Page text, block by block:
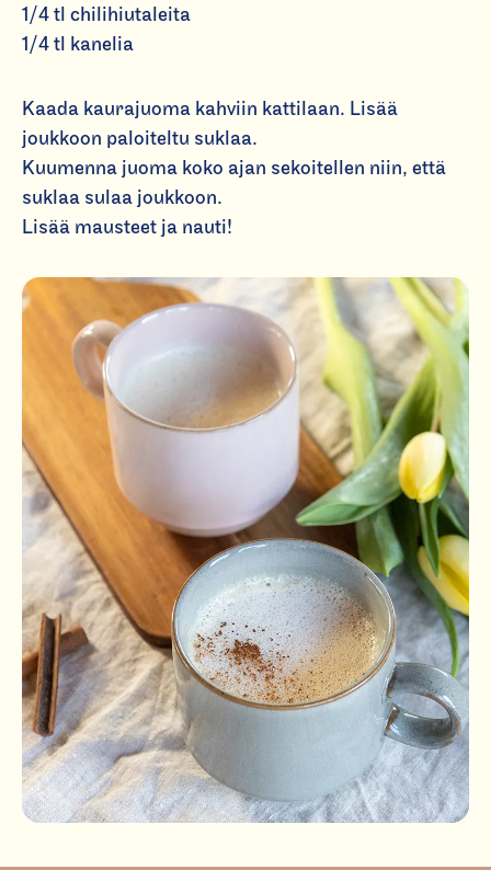
1/4 tl chilihiutaleita
1/4 tl kanelia
Kaada kaurajuoma kahviin kattilaan. Lisää
joukkoon paloiteltu suklaa.
Kuumenna juoma koko ajan sekoitellen niin, että
suklaa sulaa joukkoon.
Lisää mausteet ja nauti!